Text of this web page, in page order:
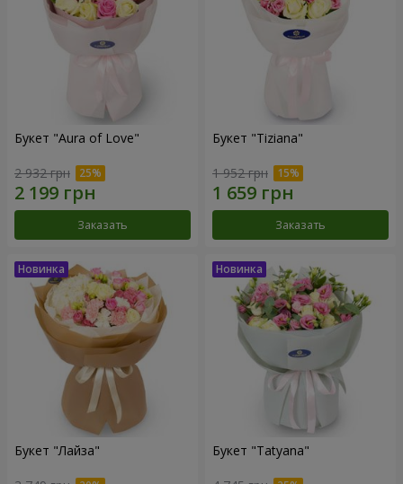
Букет "Aura of Love"
2 932 грн
Заказать
Букет "Tiziana"
1 952 грн
Заказать
Букет "Лайза" Букет "Tatyana"